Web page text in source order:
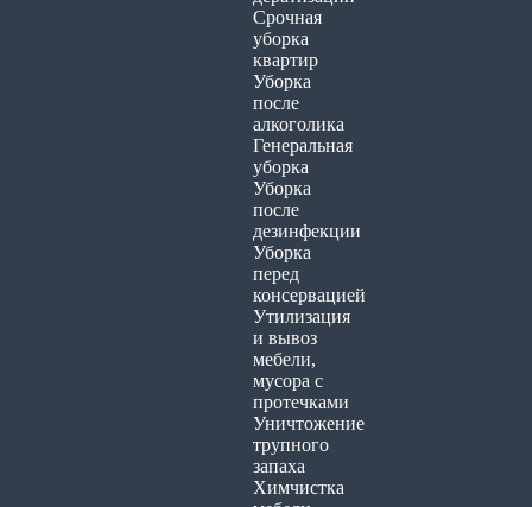
Срочная
уборка
квартир
Уборка
после
алкоголика
Генеральная
уборка
Уборка
после
дезинфекции
Уборка
перед
консервацией
Утилизация
и вывоз
мебели,
мусора с
протечками
Уничтожение
трупного
запаха
Химчистка